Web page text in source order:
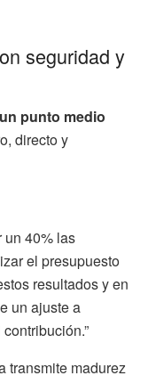
seguridad y
punto medio
directo y
un 40% las
el presupuesto
resultados y en
un ajuste a
transmite madurez